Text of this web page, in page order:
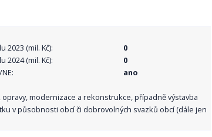
2023 (mil. Kč):
0
2024 (mil. Kč):
0
ano
modernizace a rekonstrukce, případně výstavba
v působnosti obcí či dobrovolných svazků obcí (dále jen